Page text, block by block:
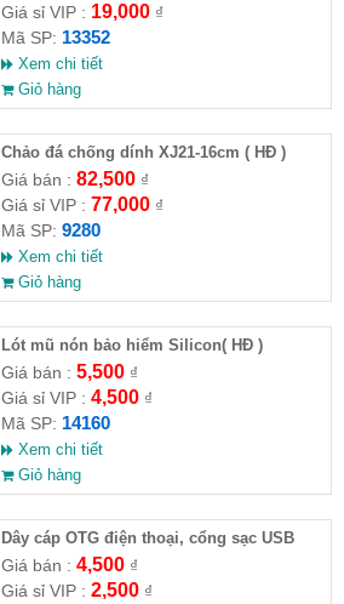
Giá sỉ VIP : 19,000₫
Mã SP: 13352
Xem chi tiết
Giỏ hàng
Chảo đá chống dính XJ21-16cm ( HĐ )
Giá bán : 82,500₫
Giá sỉ VIP : 77,000₫
Mã SP: 9280
Xem chi tiết
Giỏ hàng
Lót mũ nón bảo hiểm Silicon( HĐ )
Giá bán : 5,500₫
Giá sỉ VIP : 4,500₫
Mã SP: 14160
Xem chi tiết
Giỏ hàng
Dây cáp OTG điện thoại, cổng sạc USB
Giá bán : 4,500₫
Giá sỉ VIP : 2,500₫